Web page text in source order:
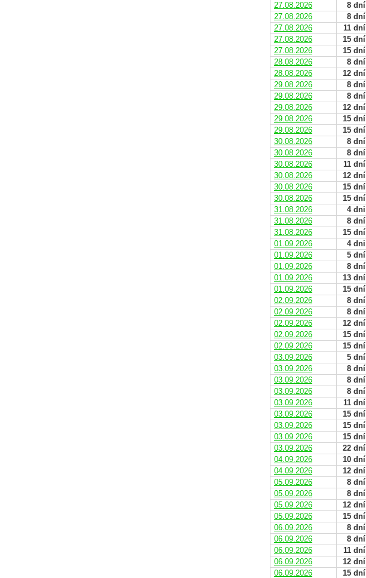
27.08.2026
8 dní
27.08.2026
8 dní
27.08.2026
11 dní
27.08.2026
15 dní
27.08.2026
15 dní
28.08.2026
8 dní
28.08.2026
12 dní
29.08.2026
8 dní
29.08.2026
8 dní
29.08.2026
12 dní
29.08.2026
15 dní
29.08.2026
15 dní
30.08.2026
8 dní
30.08.2026
8 dní
30.08.2026
11 dní
30.08.2026
12 dní
30.08.2026
15 dní
30.08.2026
15 dní
31.08.2026
4 dni
31.08.2026
8 dní
31.08.2026
15 dní
01.09.2026
4 dni
01.09.2026
5 dní
01.09.2026
8 dní
01.09.2026
13 dní
01.09.2026
15 dní
02.09.2026
8 dní
02.09.2026
8 dní
02.09.2026
12 dní
02.09.2026
15 dní
02.09.2026
15 dní
03.09.2026
5 dní
03.09.2026
8 dní
03.09.2026
8 dní
03.09.2026
8 dní
03.09.2026
11 dní
03.09.2026
15 dní
03.09.2026
15 dní
03.09.2026
15 dní
03.09.2026
22 dní
04.09.2026
10 dní
04.09.2026
12 dní
05.09.2026
8 dní
05.09.2026
8 dní
05.09.2026
12 dní
05.09.2026
15 dní
06.09.2026
8 dní
06.09.2026
8 dní
06.09.2026
11 dní
06.09.2026
12 dní
06.09.2026
15 dní